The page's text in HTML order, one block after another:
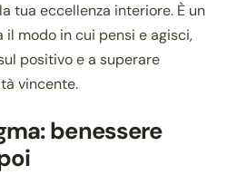
tua eccellenza interiore. È un
modo in cui pensi e agisci,
positivo e a superare
vincente.
benessere